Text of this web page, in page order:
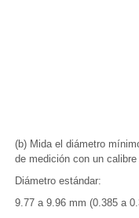
(b) Mida el diámetro
de medición con un calibre
Diámetro estándar:
9.77 a 9.96 mm (0.385 a